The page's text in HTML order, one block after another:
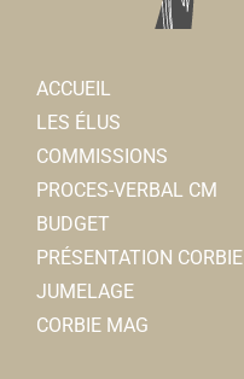
ACCUEIL
LES ÉLUS
COMMISSIONS
PROCES-VERBAL CM
BUDGET
PRÉSENTATION CORBIE
JUMELAGE
CORBIE MAG